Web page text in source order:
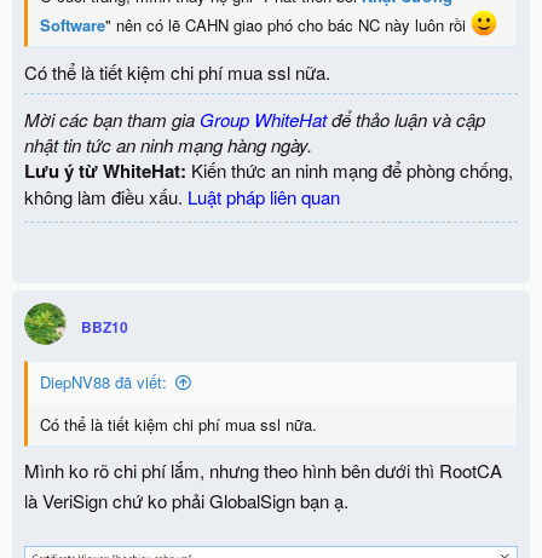
Software" nên có lẽ CAHN giao phó cho bác NC này luôn rồi
Có thể là tiết kiệm chi phí mua ssl nữa.
Mời các bạn tham gia Group WhiteHatđể thảo luận và cập
nhật tin tức an ninh mạng hàng ngày.
Lưu ý từ WhiteHat: Kiến thức an ninh mạng để phòng chống,
không làm điều xấu. Luật pháp liên quan
BBZ10
DiepNV88 đã viết:
Có thể là tiết kiệm chi phí mua ssl nữa.
Mình ko rõ chi phí lắm, nhưng theo hình bên dưới thì RootCA
là VeriSign chứ ko phải GlobalSign bạn ạ.